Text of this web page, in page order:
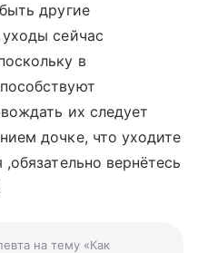
другие
сейчас
в
их следует
дочке, что уходите
вернётесь
на тему «Как